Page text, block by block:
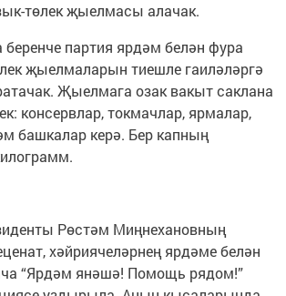
төлек җыелмасы алачак.
беренче партия ярдәм белән фура
җыелмаларын тиешле гаиләләргә
Җыелмага озак вакыт саклана
консервлар, токмачлар, ярмалар,
башкалар керә. Бер капның
Рөстәм Миңнехановның
хәйриячеләрнең ярдәме белән
“Ярдәм янәшә! Помощь рядом!”